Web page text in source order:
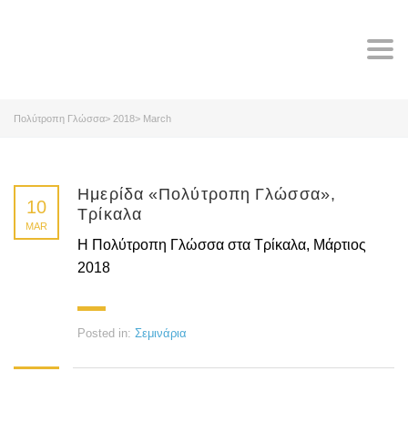
Πολύτροπη Γλώσσα> 2018> March
10
MAR
Ημερίδα «Πολύτροπη Γλώσσα»,
Τρίκαλα
Η Πολύτροπη Γλώσσα στα Τρίκαλα, Μάρτιος
2018
Posted in: Σεμινάρια